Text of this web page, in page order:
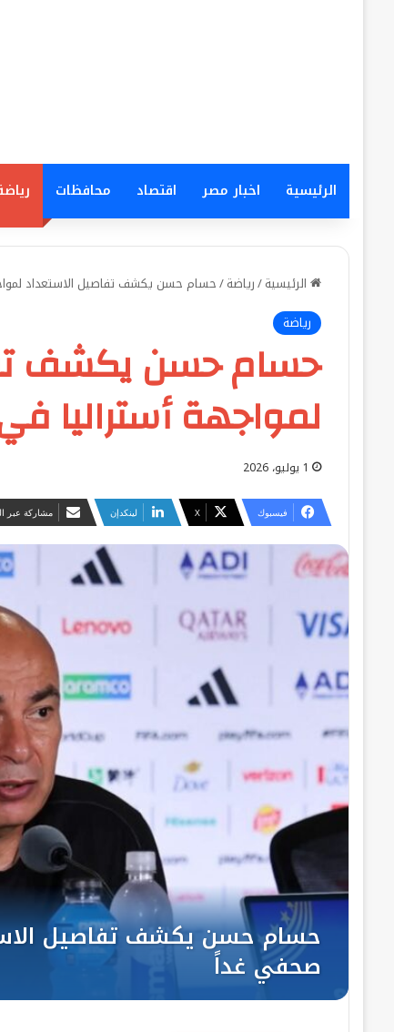
الرئيسية اخبار مصر اقتصاد محافظات
الرئيسية/رياضة/حسام حسن يكشف تفاصيل الاستعداد
رياضة
حسام حسن يكشف
لمواجهة أستراليا
1 يوليو، 2026
فيسبوك ‫X لينكدإن مشاركة عبر